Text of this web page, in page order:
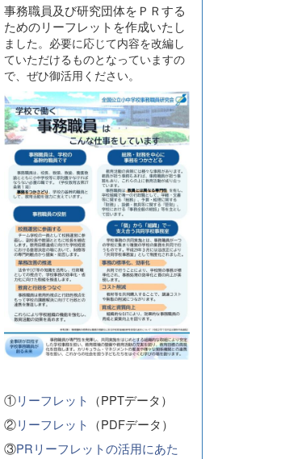
事務職員及び研究団体をＰＲする
ためのリーフレットを作成いたし
ました。必要に応じて内容を改編し
ていただけるものとなっていますの
で、ぜひ御活用ください。
①リーフレット （PPTデータ）
②リーフレット （PDFデータ）
③PRリーフレットの活用にあた